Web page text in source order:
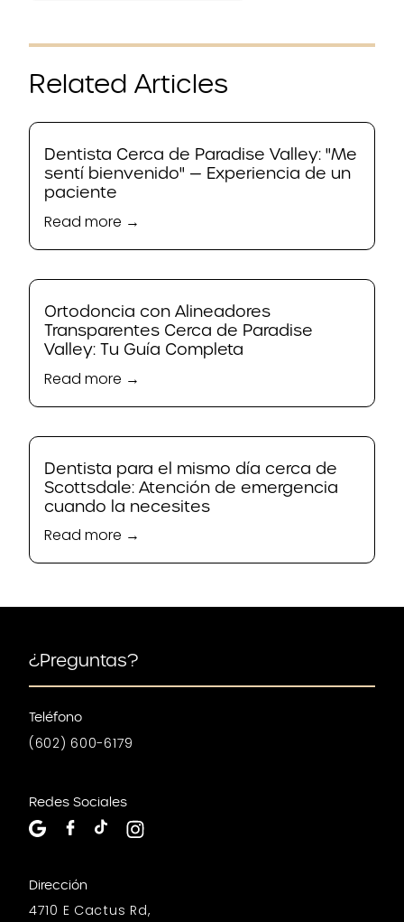
Related Articles
Dentista Cerca de Paradise Valley: "Me
sentí bienvenido" — Experiencia de un
paciente
Read more →
Ortodoncia con Alineadores
Transparentes Cerca de Paradise
Valley: Tu Guía Completa
Read more →
Dentista para el mismo día cerca de
Scottsdale: Atención de emergencia
cuando la necesites
Read more →
¿Preguntas?
Teléfono
(602) 600-6179
Redes Sociales
Dirección
4710 E Cactus Rd,